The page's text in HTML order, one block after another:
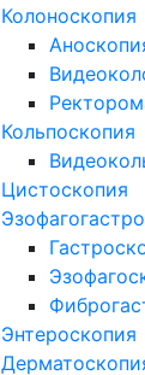
Колоноскопия
Кольпоскопия
Цистоскопия
Энтероскопия